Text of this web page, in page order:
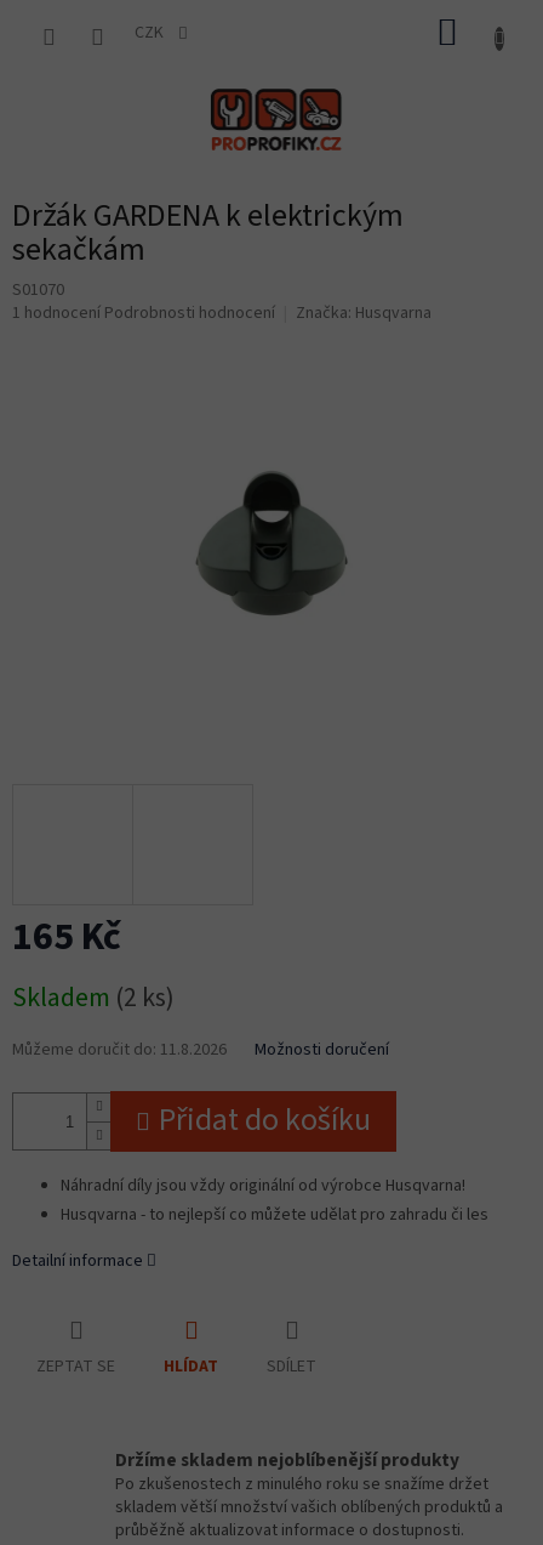
CZK
Držák GARDENA k elektrickým
sekačkám
S01070
Průměrné
1 hodnocení Podrobnosti hodnocení Značka: Husqvarna
165 Kč
cena:
Skladem (2 ks)
Můžeme doručit do: 11.8.2026 Možnosti doručení
Přidat do košíku
Náhradní díly jsou vždy originální od výrobce Husqvarna!
Husqvarna - to nejlepší co můžete udělat pro zahradu či les
Detailní informace
ZEPTAT SE HLÍDAT SDÍLET
Držíme skladem nejoblíbenější produkty
Po zkušenostech z minulého roku se snažíme držet
skladem větší množství vašich oblíbených produktů a
průběžně aktualizovat informace o dostupnosti.